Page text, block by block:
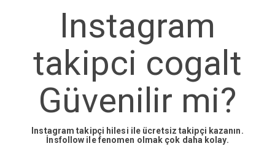
Instagram
takipci cogalt
Güvenilir mi?
Instagram takipçi hilesi ile ücretsiz takipçi kazanın.
İnsfollow ile fenomen olmak çok daha kolay.